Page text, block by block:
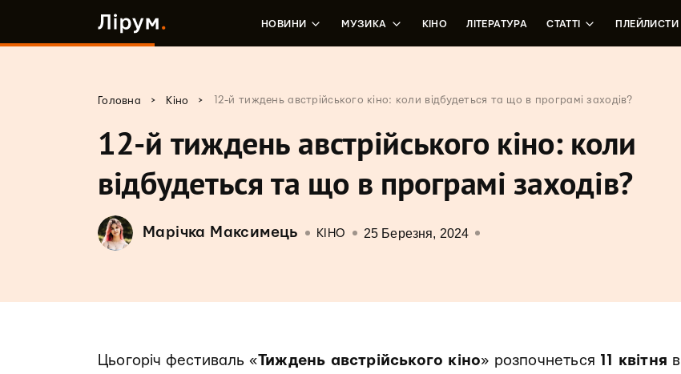
НОВИНИ МУЗИКА КІНО ЛІТЕРАТУРА СТАТТІ ПЛЕЙЛИСТИ
Головна > Кіно > 12-й тиждень австрійського кіно: коли відбудеться та що в програмі заходів?
12-й тиждень австрійського кіно: коли
відбудеться та що в програмі заходів?
Марічка Максимець КІНО 25 Березня, 2024
Цьогоріч фестиваль «Тиждень австрійського кіно» розпочнеться 11 квітня в